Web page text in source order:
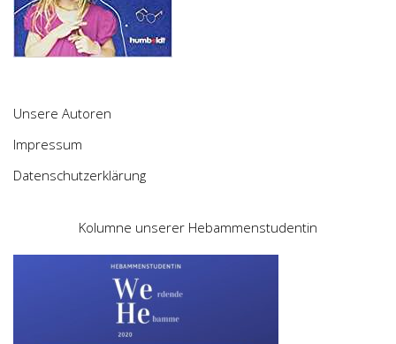
Unsere Autoren
Impressum
Datenschutzerklärung
Kolumne unserer Hebammenstudentin